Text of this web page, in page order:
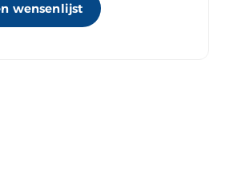
wensenlijst